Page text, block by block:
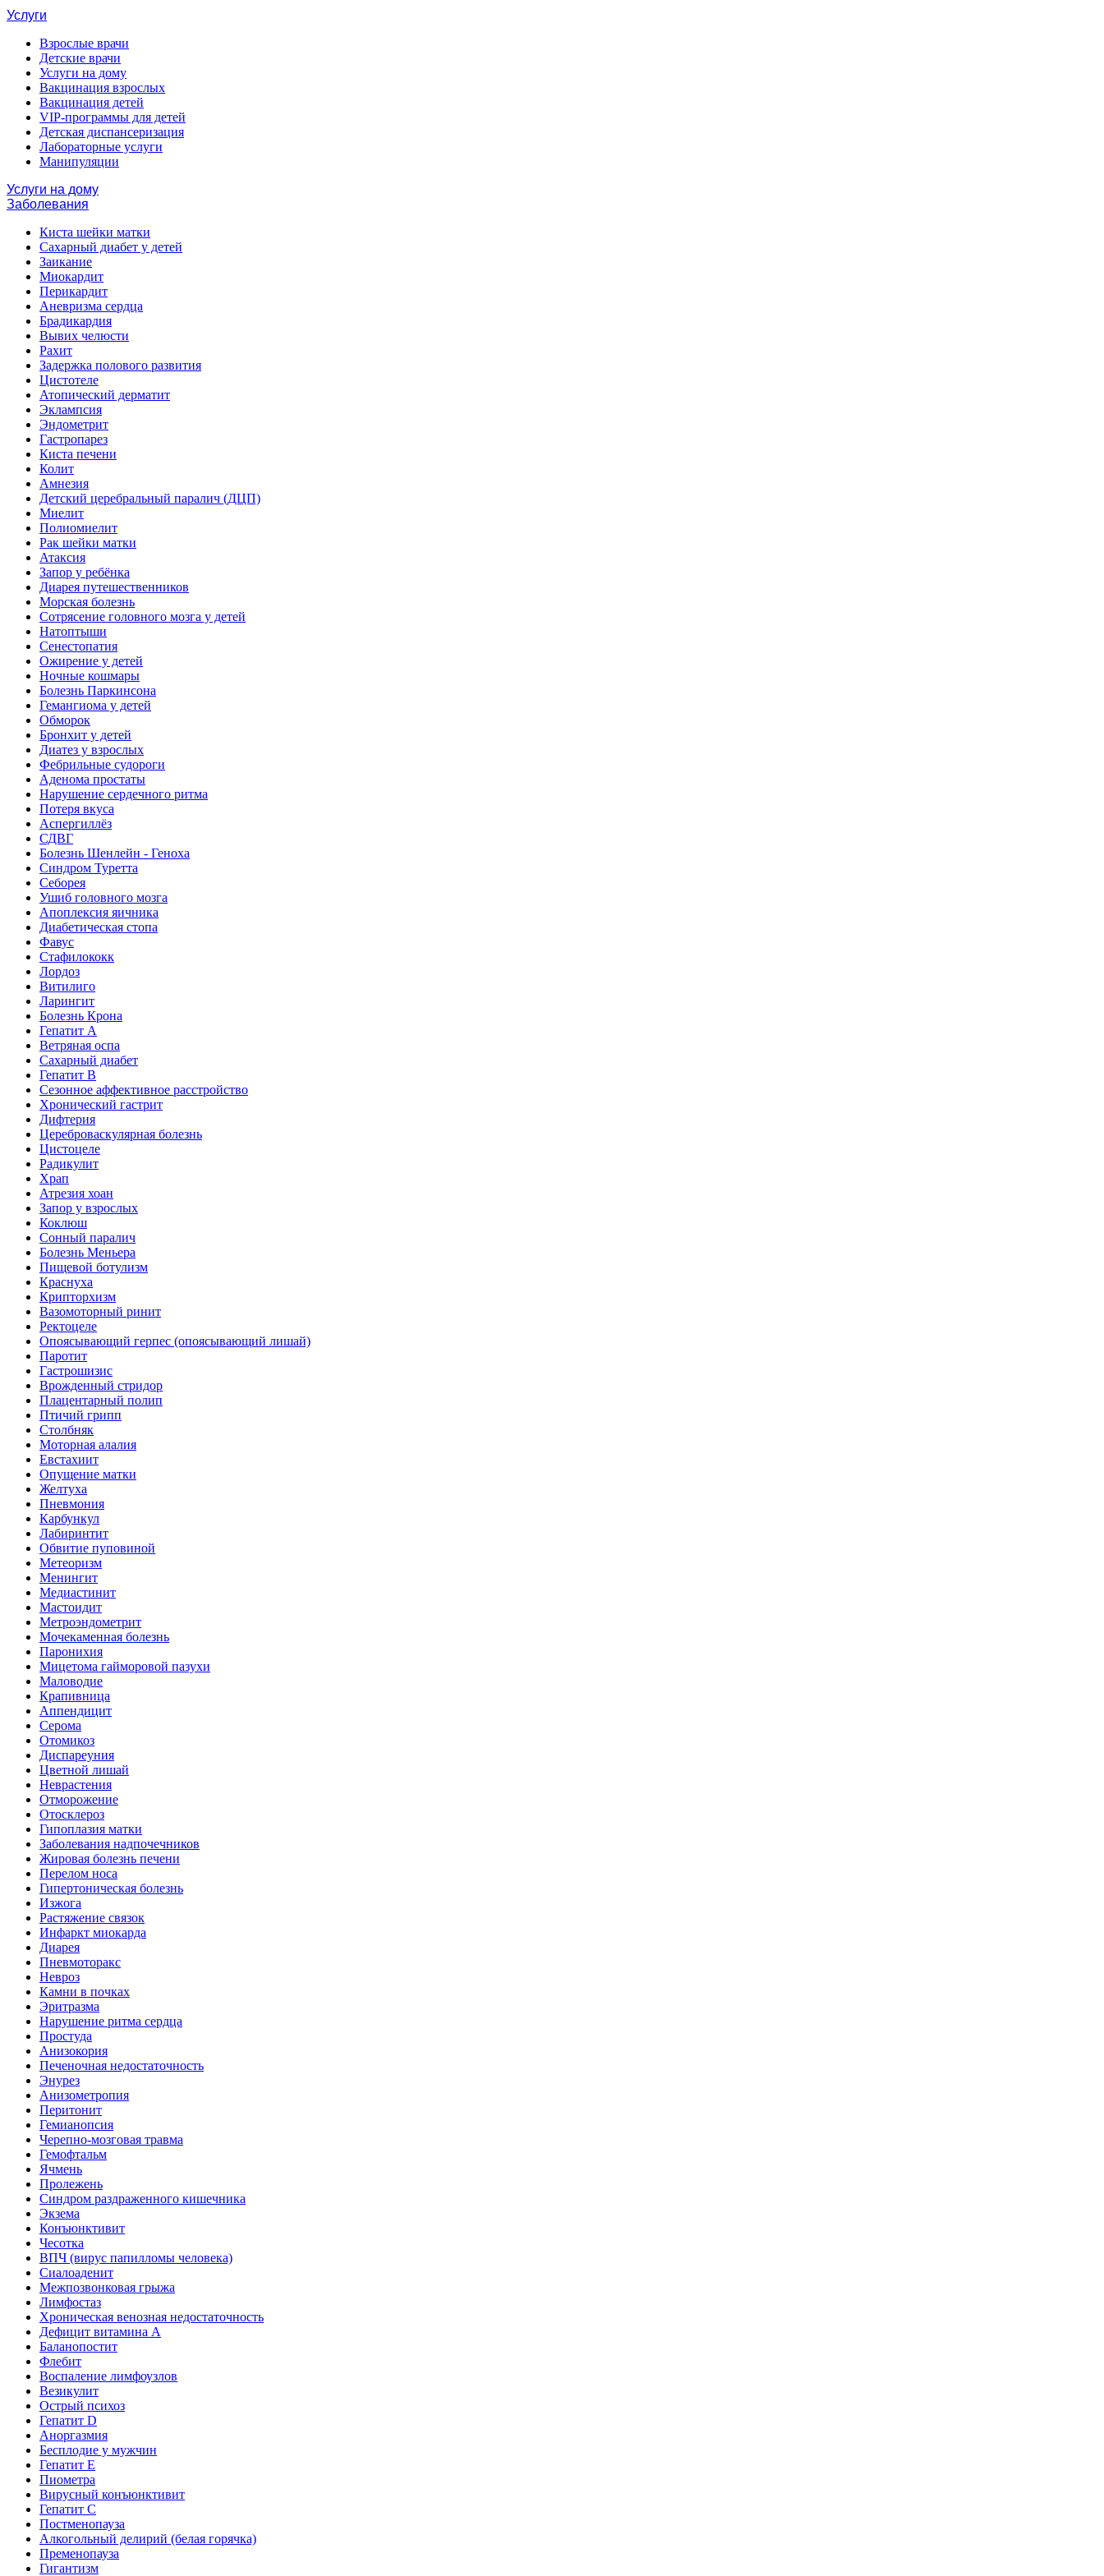
Услуги
Взрослые врачи
Детские врачи
Услуги на дому
Вакцинация взрослых
Вакцинация детей
VIP-программы для детей
Детская диспансеризация
Лабораторные услуги
Манипуляции
Услуги на дому
Заболевания
Киста шейки матки
Сахарный диабет у детей
Заикание
Миокардит
Перикардит
Аневризма сердца
Брадикардия
Вывих челюсти
Рахит
Задержка полового развития
Цистотеле
Атопический дерматит
Эклампсия
Эндометрит
Гастропарез
Киста печени
Колит
Амнезия
Детский церебральный паралич (ДЦП)
Миелит
Полиомиелит
Рак шейки матки
Атаксия
Запор у ребёнка
Диарея путешественников
Морская болезнь
Сотрясение головного мозга у детей
Натоптыши
Сенестопатия
Ожирение у детей
Ночные кошмары
Болезнь Паркинсона
Гемангиома у детей
Обморок
Бронхит у детей
Диатез у взрослых
Фебрильные судороги
Аденома простаты
Нарушение сердечного ритма
Потеря вкуса
Аспергиллёз
СДВГ
Болезнь Шенлейн - Геноха
Синдром Туретта
Себорея
Ушиб головного мозга
Апоплексия яичника
Диабетическая стопа
Фавус
Стафилококк
Лордоз
Витилиго
Ларингит
Болезнь Крона
Гепатит A
Ветряная оспа
Сахарный диабет
Гепатит B
Сезонное аффективное расстройство
Хронический гастрит
Дифтерия
Цереброваскулярная болезнь
Цистоцеле
Радикулит
Храп
Атрезия хоан
Запор у взрослых
Коклюш
Сонный паралич
Болезнь Меньера
Пищевой ботулизм
Краснуха
Крипторхизм
Вазомоторный ринит
Ректоцеле
Опоясывающий герпес (опоясывающий лишай)
Паротит
Гастрошизис
Врожденный стридор
Плацентарный полип
Птичий грипп
Столбняк
Моторная алалия
Евстахиит
Опущение матки
Желтуха
Пневмония
Карбункул
Лабиринтит
Обвитие пуповиной
Метеоризм
Менингит
Медиастинит
Мастоидит
Метроэндометрит
Мочекаменная болезнь
Паронихия
Мицетома гайморовой пазухи
Маловодие
Крапивница
Аппендицит
Серома
Отомикоз
Диспареуния
Цветной лишай
Неврастения
Отморожение
Отосклероз
Гипоплазия матки
Заболевания надпочечников
Жировая болезнь печени
Перелом носа
Гипертоническая болезнь
Изжога
Растяжение связок
Инфаркт миокарда
Диарея
Пневмоторакс
Невроз
Камни в почках
Эритразма
Нарушение ритма сердца
Простуда
Анизокория
Печеночная недостаточность
Энурез
Анизометропия
Перитонит
Гемианопсия
Черепно-мозговая травма
Гемофтальм
Ячмень
Пролежень
Синдром раздраженного кишечника
Экзема
Конъюнктивит
Чесотка
ВПЧ (вирус папилломы человека)
Сиалоаденит
Межпозвонковая грыжа
Лимфостаз
Хроническая венозная недостаточность
Дефицит витамина А
Баланопостит
Флебит
Воспаление лимфоузлов
Везикулит
Острый психоз
Гепатит D
Аноргазмия
Бесплодие у мужчин
Гепатит E
Пиометра
Вирусный конъюнктивит
Гепатит C
Постменопауза
Алкогольный делирий (белая горячка)
Пременопауза
Гигантизм